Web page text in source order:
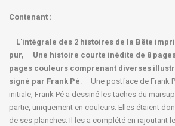
Contenant :
– L'intégrale des 2 histoires de la Bête
pur, – Une histoire courte inédite de 8
pages couleurs comprenant diverses
signé par Frank Pé. – Une postface de Frank
initiale, Frank Pé a dessiné les taches du
partie, uniquement en couleurs. Elles étaient
de ses planches. Il les a complété en rajoutant